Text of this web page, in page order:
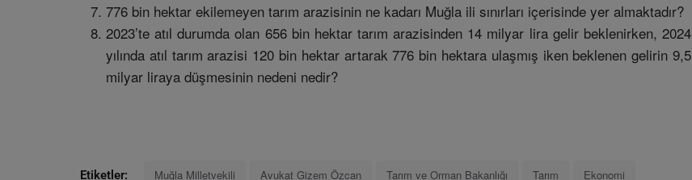
776 bin hektar ekilemeyen tarım arazisinin ne kadarı Muğla ili sınırları içerisinde yer almaktadır?
2023’te atıl durumda olan 656 bin hektar tarım arazisinden 14 milyar lira gelir beklenirken, 2024
yılında atıl tarım arazisi 120 bin hektar artarak 776 bin hektara ulaşmış iken beklenen gelirin 9,5
milyar liraya düşmesinin nedeni nedir?
Etiketler: Muğla Milletvekili Avukat Gizem Özcan Tarım ve Orman Bakanlığı Tarım Ekonomi